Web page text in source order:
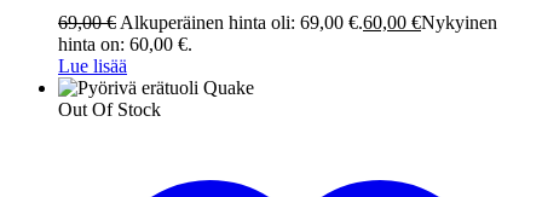
69,00€ Alkuperäinen hinta oli: 69,00 €.60,00 €Nykyinen
hinta on: 60,00 €.
Lue lisää
Out Of Stock